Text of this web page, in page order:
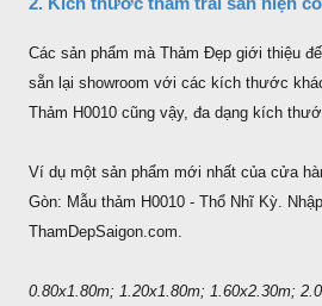
2. Kích thước thảm trải sàn hiện
Các sản phẩm mà Thảm Đẹp giới thiệu
sẵn lại showroom với các kích thước
Thảm H0010 cũng vậy, đa dạng kích
Ví dụ một sản phẩm mới nhất của cửa
Gòn: Mẫu thảm H0010 - Thổ Nhĩ Kỳ.
ThamDepSaigon.com.
0.80x1.80m; 1.20x1.80m; 1.60x2.30m;